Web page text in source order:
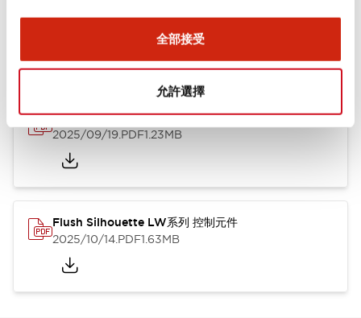
全部接受
允許選擇
Flush Silhouette LW系列 控制元件 (英文版)
2025/09/19.PDF1.23MB
Flush Silhouette LW系列 控制元件
2025/10/14.PDF1.63MB